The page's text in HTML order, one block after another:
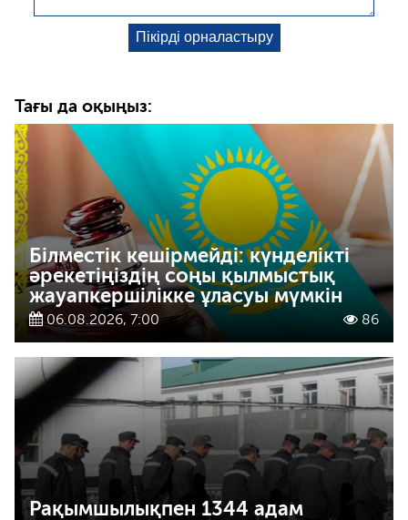
Тағы да оқыңыз:
Білместік кешірмейді: күнделікті
әрекетіңіздің соңы қылмыстық
жауапкершілікке ұласуы мүмкін
06.08.2026, 7:00 86
Рақымшылықпен 1344 адам